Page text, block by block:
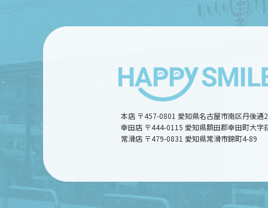
本店 〒457-0801 愛知県名古屋市南区丹後通
幸田店 〒444-0115 愛知県額田郡幸田町大字
常滑店 〒479-0831 愛知県常滑市錦町4-89